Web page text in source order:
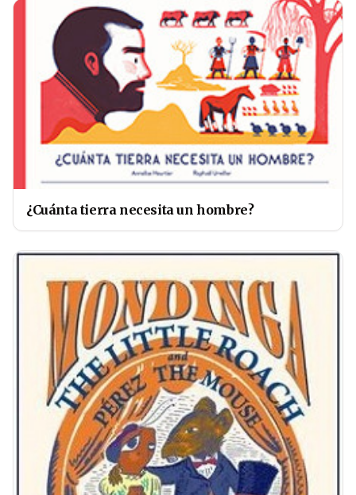
¿Cuánta tierra necesita un hombre?